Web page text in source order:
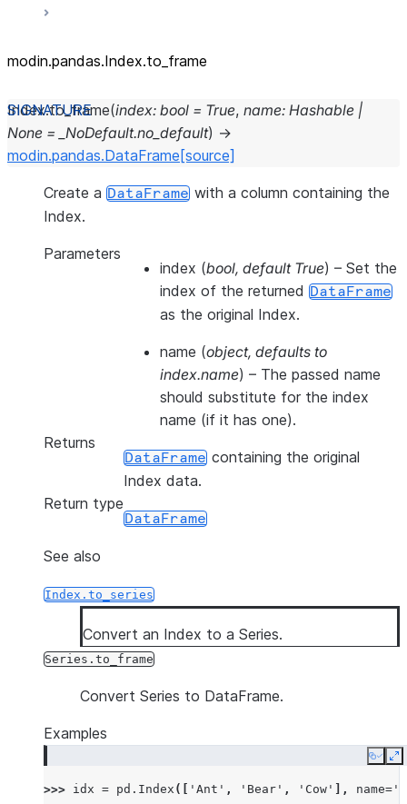
modin.pandas.Index.to_frame
Index.to_frame(index: bool = True, name: Hashable |
None = _NoDefault.no_default) →
modin.pandas.DataFrame [source]
Create a DataFrame with a column containing the
Index.
Parameters
index (bool, default True) – Set the
index of the returned DataFrame
as the original Index.
name (object, defaults to
index.name) – The passed name
should substitute for the index
name (if it has one).
Returns
DataFrame containing the original
Index data.
Return type
DataFrame
See also
Index.to_series
Convert an Index to a Series.
Series.to_frame
Convert Series to DataFrame.
Examples
Copy
>>> idx = pd . Index ([ 'Ant' , 'Bear' , 'Cow' ], name=